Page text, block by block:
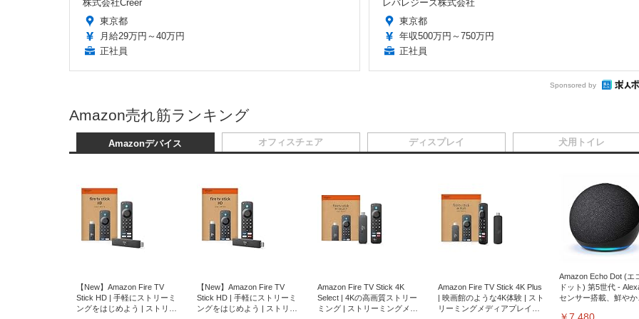
株式会社Creer
東京都
月給29万円～40万円
正社員
レバレジーズ株式会社
東京都
年収500万円～750万円
正社員
Sponsored by
Amazon売れ筋ランキング
Amazonデバイス
【New】Amazon Fire TV
Stick HD | 手軽にストリーミ
ングをはじめよう | ストリー
【New】Amazon Fire TV
Stick HD | 手軽にストリーミ
ングをはじめよう | ストリー
Amazon Fire TV Stick 4K
Select | 4Kの高画質ストリー
ミング | ストリーミングメデ
Amazon Fire TV Stick 4K Plus
| 映画館のような4K体験 | スト
リーミングメディアプレイヤ
Amazon Echo Dot (エ
ドット) 第5世代 -
センサー搭載、鮮やか
オフィスチェア ディスプレイ 犬用トイレ